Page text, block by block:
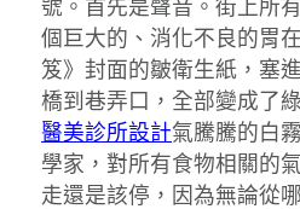
號。首先是聲音。街上所
個巨大的、消化不良的胃
笈》封面的皺衛生紙，塞
橋到巷弄口，全部變成了
醫美診所設計氣騰騰的白
學家，對所有食物相關的
走還是該停，因為無論從